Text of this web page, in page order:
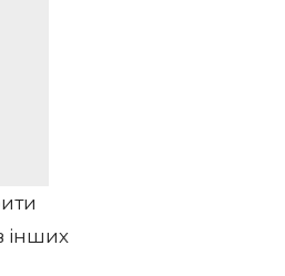
інших